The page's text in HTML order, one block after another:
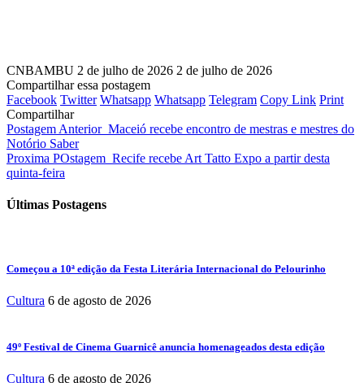
CNBAMBU 2 de julho de 2026 2 de julho de 2026
Compartilhar essa postagem
Facebook Twitter Whatsapp Whatsapp Telegram Copy Link Print
Compartilhar
Postagem Anterior Maceió recebe encontro de mestras e mestres do
Notório Saber
Proxima POstagem Recife recebe Art Tatto Expo a partir desta
quinta-feira
Últimas Postagens
Começou a 10ª edição da Festa Literária Internacional do Pelourinho
Cultura 6 de agosto de 2026
49º Festival de Cinema Guarnicê anuncia homenageados desta edição
Cultura 6 de agosto de 2026